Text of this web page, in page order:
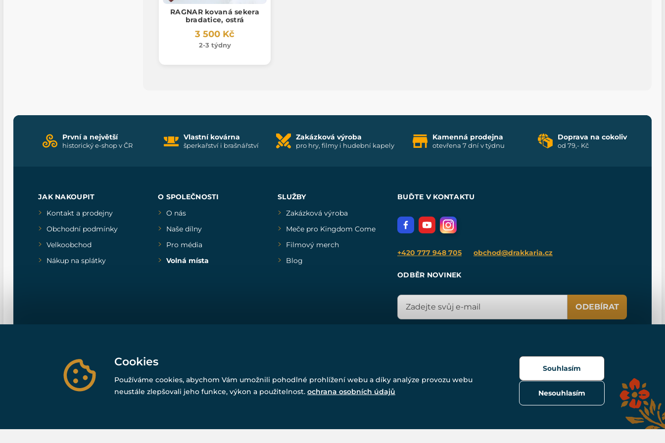
RAGNAR kovaná sekera
bradatice, ostrá
3 500 Kč
2-3 týdny
První a největší
historický e-shop v ČR
Vlastní kovárna
šperkařství i brašnářství
Zakázková výroba
pro hry, filmy i hudební kapely
Kamenná prodejna
otevřena 7 dní v týdnu
Doprava na cokoliv
od 79,- Kč
JAK NAKOUPIT
Kontakt a prodejny
Obchodní podmínky
Velkoobchod
Nákup na splátky
O SPOLEČNOSTI
O nás
Naše dílny
Pro média
Volná místa
SLUŽBY
Zakázková výroba
Meče pro Kingdom Come
Filmový merch
Blog
BUĎTE V KONTAKTU
+420 777 948 705 obchod@drakkaria.cz
ODBĚR NOVINEK
ODEBÍRAT
Powered bySimplia.cz, protected by reCAPTCHA.
Cookies
Používáme cookies, abychom Vám umožnili pohodlné prohlížení webu a díky analýze provozu webu
neustále zlepšovali jeho funkce, výkon a použitelnost. ochrana osobních údajů Nesouhlasím
Souhlasím